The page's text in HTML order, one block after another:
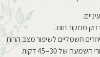
ממקור חום.
חשמליים לשיפור מצב הרוח
או להרגעה לפני השינה. מומלץ לבצע מחזורי השמעה של 30–45 דקות